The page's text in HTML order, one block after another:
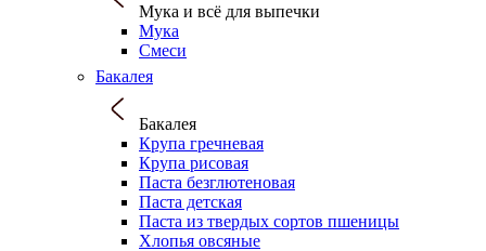
Мука и всё для выпечки
Мука
Смеси
Бакалея
Бакалея
Крупа гречневая
Крупа рисовая
Паста безглютеновая
Паста детская
Паста из твердых сортов пшеницы
Хлопья овсяные